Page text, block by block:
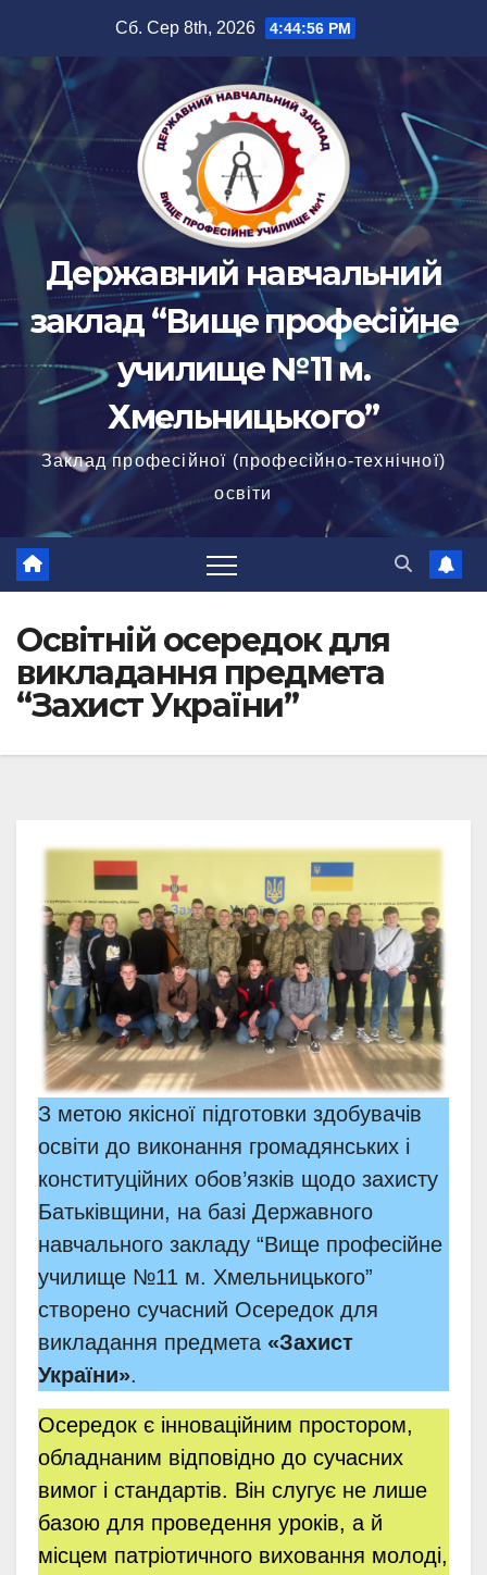
Сб. Сер 8th, 2026 4:44:56 PM
Державний навчальний
заклад “Вище професійне
училище №11 м.
Хмельницького”
Заклад професійної (професійно-технічної)
освіти
Освітній осередок для
викладання предмета
“Захист України”
З метою якісної підготовки здобувачів
освіти до виконання громадянських і
конституційних обов’язків щодо захисту
Батьківщини, на базі Державного
навчального закладу “Вище професійне
училище №11 м. Хмельницького”
створено сучасний Осередок для
викладання предмета «Захист
України».
Осередок є інноваційним простором,
обладнаним відповідно до сучасних
вимог і стандартів. Він слугує не лише
базою для проведення уроків, а й
місцем патріотичного виховання молоді,